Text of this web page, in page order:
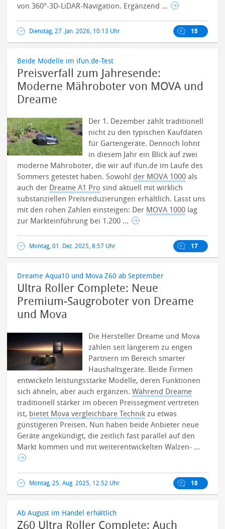
von 360°-3D-LiDAR-Navigation. Ergänzend ...
Dienstag, 27. Jan. 2026, 10:13 Uhr 15
Beide Modelle im ifun.de-Test
Preisverfall zum Jahresende:
Moderne Mähroboter von MOVA und
Dreame
Der 1. Dezember zählt traditionell
nicht zu den typischen Kaufdaten
für Gartengeräte. Dennoch lohnt
in diesem Jahr ein Blick auf zwei
moderne Mähroboter, die wir auf ifun.de im Laufe des
Sommers getestet haben. Sowohl der MOVA 1000 als
auch der Dreame A1 Pro sind aktuell mit wirklich
substanziellen Preisreduzierungen erhältlich. Lasst uns
mit den rohen Zahlen einsteigen: Der MOVA 1000 lag
zur Markteinführung bei 1.200 ...
Montag, 01. Dez. 2025, 8:57 Uhr 17
Dreame Aqua10 und Mova Z60 ab September
Ultra Roller Complete: Neue
Premium-Saugroboter von Dreame
und Mova
Die Hersteller Dreame und Mova
zählen seit längerem zu engen
Partnern im Bereich smarter
Haushaltsgeräte. Beide Firmen
entwickeln leistungsstarke Modelle, deren Funktionen
sich ähneln, aber auch ergänzen.Während Dreame
traditionell stärker im oberen Preissegment vertreten
ist, bietet Mova vergleichbare Technik zu etwas
günstigeren Preisen. Nun haben beide Anbieter neue
Geräte angekündigt, die zeitlich fast parallel auf den
Markt kommen und mit weiterentwickelten Walzen- ...
Montag, 25. Aug. 2025, 12:52 Uhr 18
Ab August im Handel erhältlich
Z60 Ultra Roller Complete: Auch